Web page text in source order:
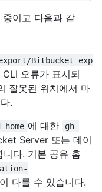
이고 다음과 같
Bitbucket_exp
오류가 표시되
잘못된 위치에서 마
.
에 대한
gh
Server 또는 데이
다. 기본 공유 홈
다를 수 있습니다.